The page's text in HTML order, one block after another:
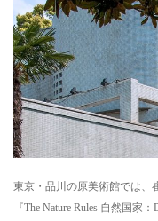
東京・品川の原美術館では、
『The Nature Rules 自然国家